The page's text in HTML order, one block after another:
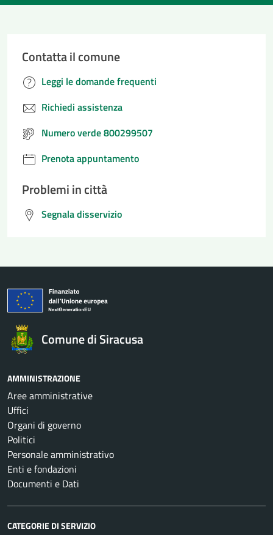
Contatta il comune
Leggi le domande frequenti
Richiedi assistenza
Numero verde 800299507
Prenota appuntamento
Problemi in città
Segnala disservizio
Comune di Siracusa
AMMINISTRAZIONE
Aree amministrative
Uffici
Organi di governo
Politici
Personale amministrativo
Enti e fondazioni
Documenti e Dati
CATEGORIE DI SERVIZIO